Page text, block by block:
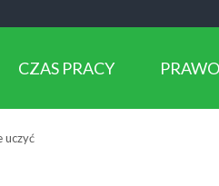
CZAS PRACY PRAWO
uczyć